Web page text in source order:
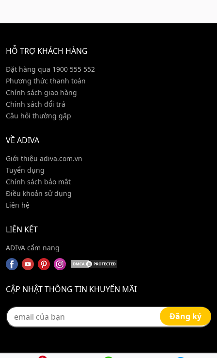
HỖ TRỢ KHÁCH HÀNG
Đặt hàng qua 1900 555 552
Phương thức thanh toán
Chính sách giao hàng
Chính sách đổi trả
Câu hỏi thường gặp
VỀ ADIVA
Giới thiệu adiva.com.vn
Tuyển dụng
Chính sách bảo mật
Điều khoản sử dụng
Liên hệ
LIÊN KẾT
ADIVA cẩm nang
CẬP NHẬT THÔNG TIN KHUYẾN MÃI